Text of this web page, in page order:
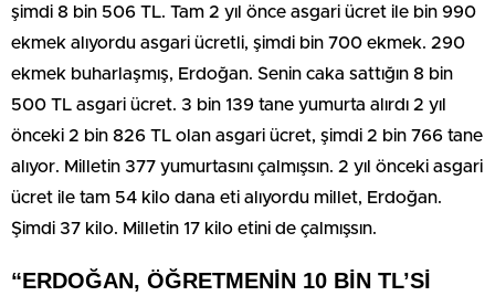
şimdi 8 bin 506 TL. Tam 2 yıl önce asgari ücret ile bin 990
ekmek alıyordu asgari ücretli, şimdi bin 700 ekmek. 290
ekmek buharlaşmış, Erdoğan. Senin caka sattığın 8 bin
500 TL asgari ücret. 3 bin 139 tane yumurta alırdı 2 yıl
önceki 2 bin 826 TL olan asgari ücret, şimdi 2 bin 766 tane
alıyor. Milletin 377 yumurtasını çalmışsın. 2 yıl önceki asgari
ücret ile tam 54 kilo dana eti alıyordu millet, Erdoğan.
Şimdi 37 kilo. Milletin 17 kilo etini de çalmışsın.
“ERDOĞAN, ÖĞRETMENİN 10 BİN TL’Sİ